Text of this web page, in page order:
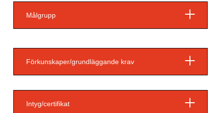
Målgrupp
Förkunskaper/grundläggande krav
Intyg/certifikat